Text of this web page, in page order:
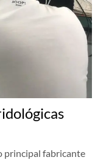
principal fabricante